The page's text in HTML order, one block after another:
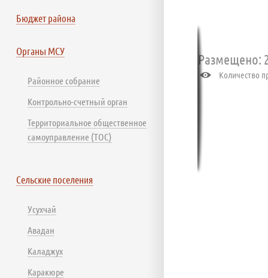
Размещено:
Количество
Бюджет района
Органы МСУ
Районное собрание
Контрольно-счетный орган
Территориальное общественное
самоуправление (ТОС)
Сельские поселения
Усухчай
Авадан
Каладжух
Каракюре